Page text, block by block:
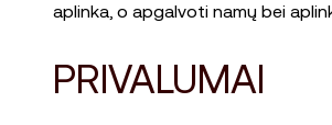
aplinka, o apgalvoti namų bei
PRIVALUMAI